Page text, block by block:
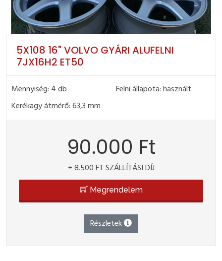
5X108 16" VOLVO GYÁRI ALUFELNI
7JX16H2 ET50
Mennyiség: 4 db
Felni állapota: használt
Kerékagy átmérő: 63,3 mm
90.000 Ft
+ 8.500 FT SZÁLLÍTÁSI DÍJ
Megrendelem
Részletek